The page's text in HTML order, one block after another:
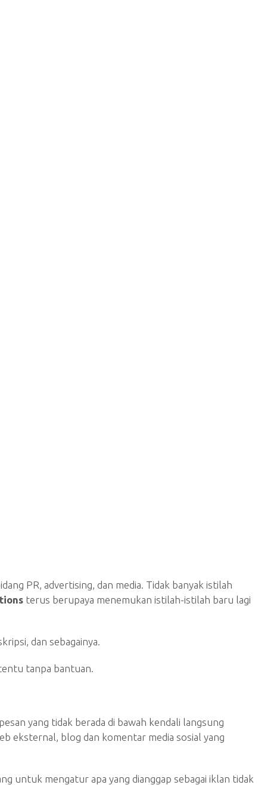
PR, advertising, dan media. Tidak banyak istilah
terus berupaya menemukan istilah-istilah baru lagi
dan sebagainya.
tanpa bantuan.
yang tidak berada di bawah kendali langsung
eksternal, blog dan komentar media sosial yang
untuk mengatur apa yang dianggap sebagai iklan tidak